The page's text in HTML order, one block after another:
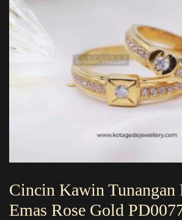
Cincin Kawin Tunangan
Emas Rose Gold